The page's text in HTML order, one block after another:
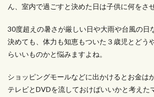
ん、室内で過ごすと決めた日は子供に何をさ
30度超えの暑さが厳しい日や大雨や台風の日
決めても、体力も知恵もついた３歳児とどう
らいいものかと悩みますよね。
ショッピングモールなどに出かけるとお金は
テレビとDVDを流しておけばいいかと考えた